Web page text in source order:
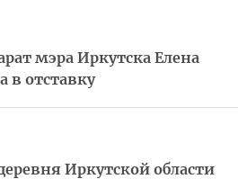
мэра Иркутска Елена
в отставку
Иркутской области